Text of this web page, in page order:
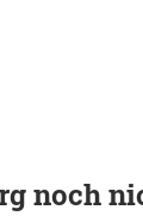
noch